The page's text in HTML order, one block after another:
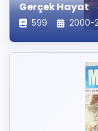
Gerçek Hayat
599 2000-